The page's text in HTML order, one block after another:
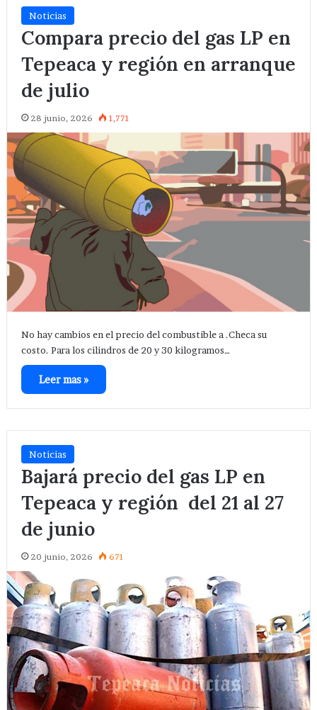
Noticias
Compara precio del gas LP en
Tepeaca y región en arranque
de julio
28 junio, 2026 1,771
No hay cambios en el precio del combustible a .Checa su
costo. Para los cilindros de 20 y 30 kilogramos…
Leer mas »
Noticias
Bajará precio del gas LP en
Tepeaca y región del 21 al 27
de junio
20 junio, 2026 671